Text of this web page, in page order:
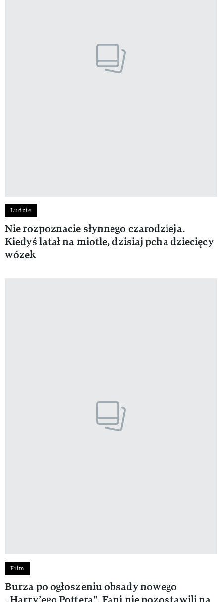
Ludzie
Nie rozpoznacie słynnego czarodzieja.
Kiedyś latał na miotle, dzisiaj pcha dziecięcy
wózek
Film
Burza po ogłoszeniu obsady nowego
„Harry’ego Pottera". Fani nie pozostawili na